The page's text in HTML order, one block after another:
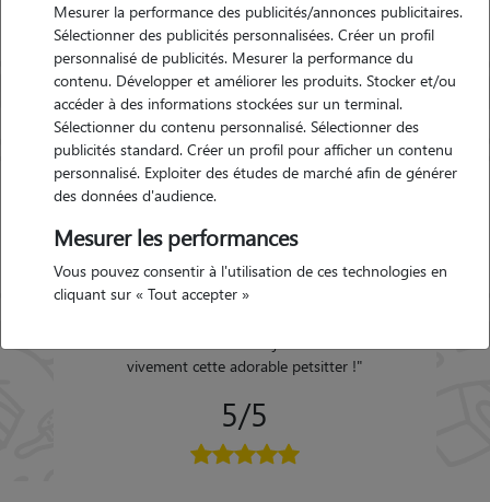
Garde d'animaux Hières-sur-
Amby (38118)
Avis déposé par Clarisse le 14-
10-2015 10:48
"Pour une première garde je dois avouer
que j'étais un peu inquiète mais rapidement
Salomé a réussi a me mettre en confiance
et lorsque la prestation a commencé, j'étais
la plus heureuse de recevoir plusieurs
messages et photos par jour ! Mes loulous
n'ont manqué de rien et on eu toute
vivement cette adorable petsitter !"
5/5
Précédent Suivant
Mesurer la performance des publicités/annonces publicitaires.
Sélectionner des publicités personnalisées. Créer un profil
personnalisé de publicités. Mesurer la performance du
contenu. Développer et améliorer les produits. Stocker et/ou
accéder à des informations stockées sur un terminal.
Sélectionner du contenu personnalisé. Sélectionner des
publicités standard. Créer un profil pour afficher un contenu
personnalisé. Exploiter des études de marché afin de générer
des données d'audience.
Mesurer les performances
Vous pouvez consentir à l'utilisation de ces technologies en
cliquant sur « Tout accepter »